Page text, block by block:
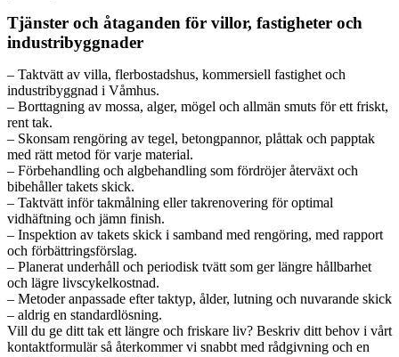
Tjänster och åtaganden för villor, fastigheter och
industribyggnader
– Taktvätt av villa, flerbostadshus, kommersiell fastighet och
industribyggnad i Våmhus.
– Borttagning av mossa, alger, mögel och allmän smuts för ett friskt,
rent tak.
– Skonsam rengöring av tegel, betongpannor, plåttak och papptak
med rätt metod för varje material.
– Förbehandling och algbehandling som fördröjer återväxt och
bibehåller takets skick.
– Taktvätt inför takmålning eller takrenovering för optimal
vidhäftning och jämn finish.
– Inspektion av takets skick i samband med rengöring, med rapport
och förbättringsförslag.
– Planerat underhåll och periodisk tvätt som ger längre hållbarhet
och lägre livscykelkostnad.
– Metoder anpassade efter taktyp, ålder, lutning och nuvarande skick
– aldrig en standardlösning.
Vill du ge ditt tak ett längre och friskare liv? Beskriv ditt behov i vårt
kontaktformulär så återkommer vi snabbt med rådgivning och en